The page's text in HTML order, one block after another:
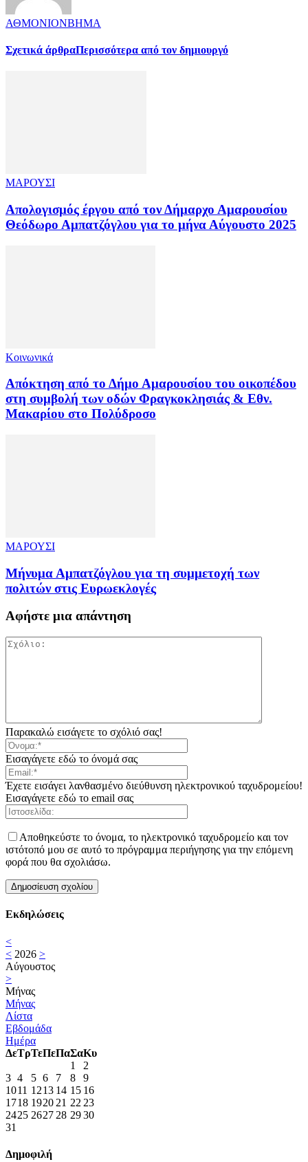
ΑΘΜΟΝΙΟΝΒΗΜΑ
Σχετικά άρθραΠερισσότερα από τον δημιουργό
ΜΑΡΟΥΣΙ
Απολογισμός έργου από τον Δήμαρχο Αμαρουσίου
Θεόδωρο Αμπατζόγλου για το μήνα Αύγουστο 2025
Κοινωνικά
Απόκτηση από το Δήμο Αμαρουσίου του οικοπέδου
στη συμβολή των οδών Φραγκοκλησιάς & Εθν.
Μακαρίου στο Πολύδροσο
ΜΑΡΟΥΣΙ
Μήνυμα Αμπατζόγλου για τη συμμετοχή των
πολιτών στις Ευρωεκλογές
Αφήστε μια απάντηση
Παρακαλώ εισάγετε το σχόλιό σας!
Εισαγάγετε εδώ το όνομά σας
Έχετε εισάγει λανθασμένο διεύθυνση ηλεκτρονικού ταχυδρομείου!
Εισαγάγετε εδώ το email σας
Αποθηκεύστε το όνομα, το ηλεκτρονικό ταχυδρομείο και τον
ιστότοπό μου σε αυτό το πρόγραμμα περιήγησης για την επόμενη
φορά που θα σχολιάσω.
Εκδηλώσεις
<
< 2026 >
Αύγουστος
>
Μήνας
Μήνας
Λίστα
Εβδομάδα
Ημέρα
ΔεΤρΤεΠεΠαΣαΚυ
1
2
3 4 5 6 7 8
9
1011 1213 14 15 16
1718 1920 21 22 23
2425 2627 28 2930
31
Δημοφιλή